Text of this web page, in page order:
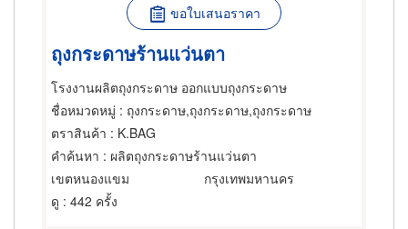
ขอใบเสนอราคา
ถุงกระดาษร้านแว่นตา
โรงงานผลิตถุงกระดาษ ออกแบบถุงกระดาษ
ชื่อหมวดหมู่ : ถุงกระดาษ,ถุงกระดาษ,ถุงกระดาษ
ตราสินค้า : K.BAG
คำค้นหา : ผลิตถุงกระดาษร้านแว่นตา
เขตหนองแขม
กรุงเทพมหานคร
ดู : 442 ครั้ง